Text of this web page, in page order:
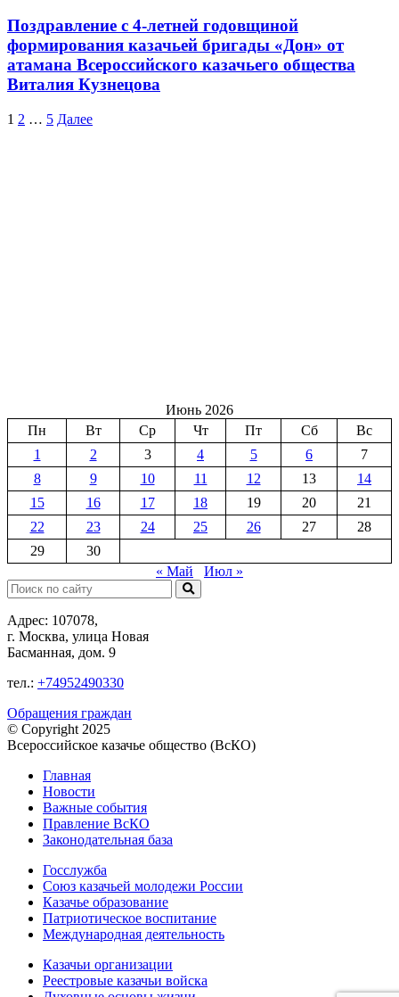
Поздравление с 4-летней годовщиной
формирования казачьей бригады «Дон» от
атамана Всероссийского казачьего общества
Виталия Кузнецова
1 2 … 5 Далее
Июнь 2026
Пн
Вт Ср Чт Пт Сб
Вс
1
2 3 4 5 6
7
8
9 10 11 12 13
14
15
16 17 18 19 20
21
22
23 24 25 26 27
28
29
30
« Май
Июл »
Поиск:
Адрес: 107078,
г. Москва, улица Новая
Басманная, дом. 9
тел.: +74952490330
Обращения граждан
© Copyright 2025
Всероссийское казачье общество (ВсКО)
Главная
Новости
Важные события
Правление ВсКО
Законодательная база
Госслужба
Союз казачьей молодежи России
Казачье образование
Патриотическое воспитание
Международная деятельность
Казачьи организации
Реестровые казачьи войска